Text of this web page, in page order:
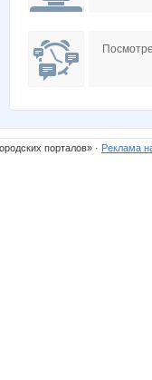
порталов» · Реклама